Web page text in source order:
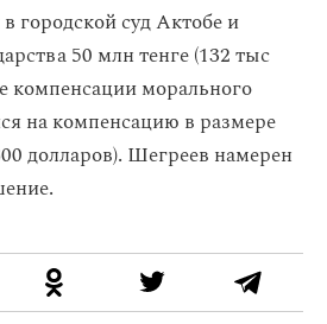
городской суд Актобе и
50 млн тенге (132 тыс
компенсации морального
на компенсацию в размере
долларов). Шегреев намерен